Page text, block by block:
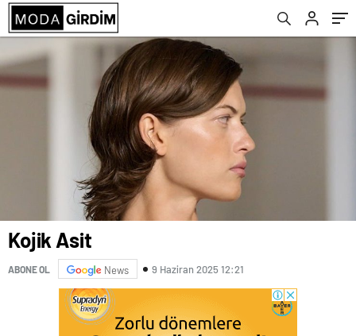
Kojik Asit
ABONE OL News 9 Haziran 2025 12:21